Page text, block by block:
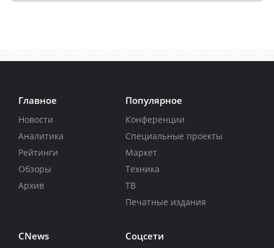
Главное
Новости
Аналитика
Рейтинги
Обзоры
Архив
Популярное
Конференции
Специальные проекты
Маркет
Техника
ТВ
Печатные издания
CNews Соцсети